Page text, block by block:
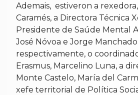
Ademais, estiveron a
Caramés, a Directora Técnica
Presidente de Saúde Mental
José Nóvoa e Jorge
respectivamente, o
Erasmus, Marcelino Luna, a
Monte Castelo, María del
xefe territorial de Política